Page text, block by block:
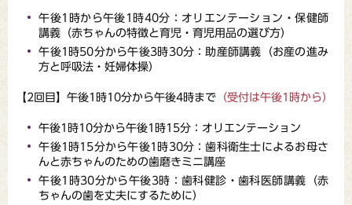
午後1時から午後1時40分：オリエンテーション・保健師
講義（赤ちゃんの特徴と育児・育児用品の選び方）
午後1時50分から午後3時30分：助産師講義（お産の進み
方と呼吸法・妊婦体操）
【2回目】午後1時10分から午後4時まで （受付は午後1時から）
午後1時10分から午後1時15分：オリエンテーション
午後1時15分から午後1時30分：歯科衛生士によるお母さ
んと赤ちゃんのための歯磨きミニ講座
午後1時30分から午後3時：歯科健診・歯科医師講義（赤
ちゃんの歯を丈夫にするために）